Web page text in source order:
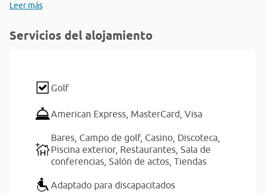
Leer más
Servicios del alojamiento
Golf
American Express, MasterCard, Visa
Bares, Campo de golf, Casino, Discoteca,
Piscina exterior, Restaurantes, Sala de
conferencias, Salón de actos, Tiendas
Adaptado para discapacitados